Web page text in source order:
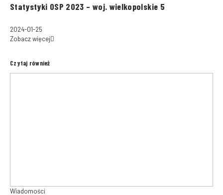
Statystyki OSP 2023 – woj. wielkopolskie 5
2024-01-25
Zobacz więcej
Czytaj również
Wiadomości